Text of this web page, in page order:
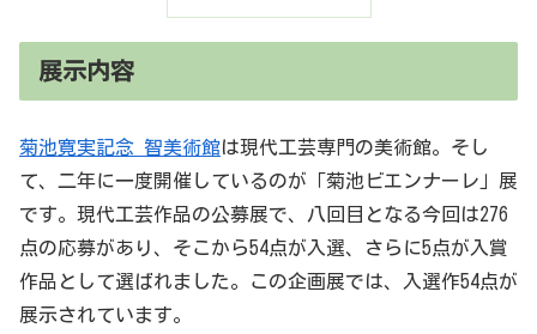
展示内容
菊池寛実記念 智美術館は現代工芸専門の美術館。そし
て、二年に一度開催しているのが「菊池ビエンナーレ」展
です。現代工芸作品の公募展で、八回目となる今回は276
点の応募があり、そこから54点が入選、さらに5点が入賞
作品として選ばれました。この企画展では、入選作54点が
展示されています。